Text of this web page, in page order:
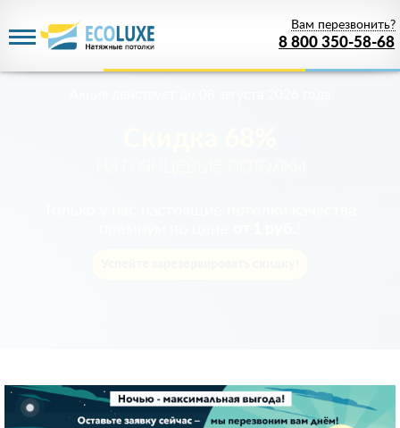
8 800 350-58-68
Вам перезвонить?